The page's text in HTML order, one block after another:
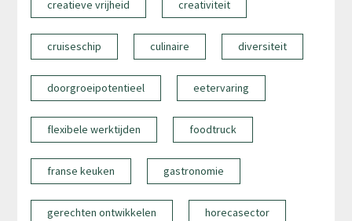
creatieve vrijheid creativiteit
cruiseschip culinaire diversiteit
doorgroeipotentieel eetervaring
flexibele werktijden foodtruck
franse keuken gastronomie
gerechten ontwikkelen horecasector